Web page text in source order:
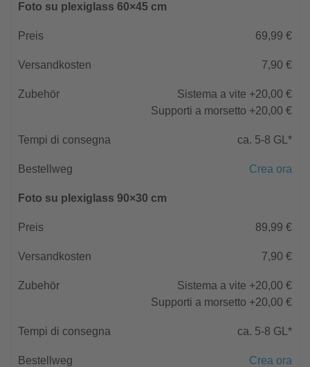
Foto su plexiglass 60×45 cm
69,99 €
7,90 €
Sistema a vite +20,00 €
Supporti a morsetto +20,00 €
ca. 5-8 GL*
Crea ora
Foto su plexiglass 90×30 cm
89,99 €
7,90 €
Sistema a vite +20,00 €
Supporti a morsetto +20,00 €
ca. 5-8 GL*
Crea ora